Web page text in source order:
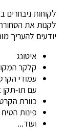
לקוחות
לקנות את
יודעים להעריך
איטונג
קלקר
עמודי
עם תו-תקן
כוורת
פינות
ועוד...